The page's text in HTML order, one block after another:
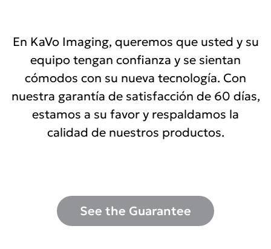
En KaVo Imaging, queremos que usted y su
equipo tengan confianza y se sientan
cómodos con su nueva tecnología. Con
nuestra garantía de satisfacción de 60 días,
estamos a su favor y respaldamos la
calidad de nuestros productos.
See the Guarantee